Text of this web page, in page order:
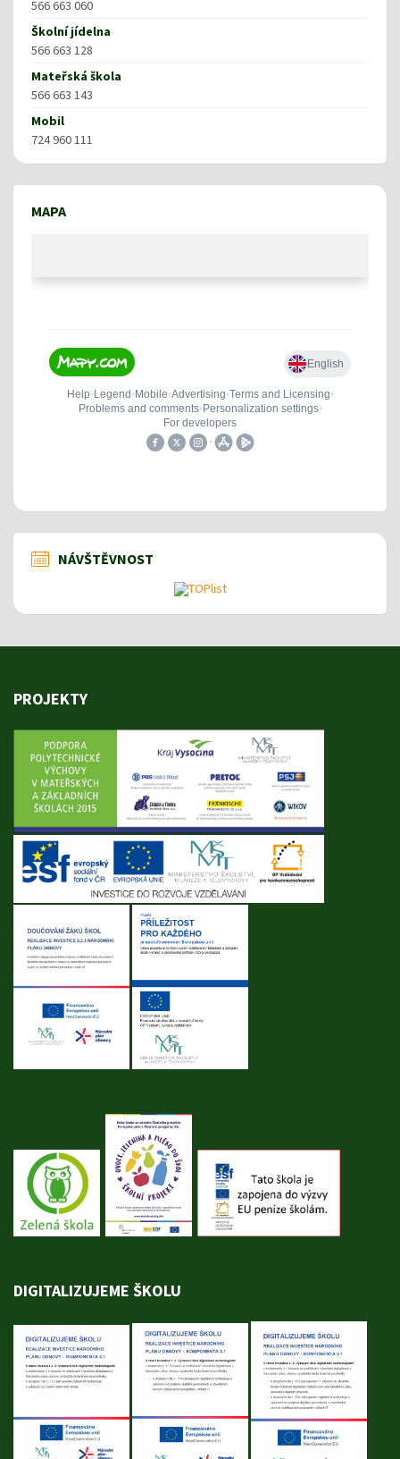
566 663 060
Školní jídelna
566 663 128
Mateřská škola
566 663 143
Mobil
724 960 111
MAPA
NÁVŠTĚVNOST
PROJEKTY
DIGITALIZUJEME ŠKOLU